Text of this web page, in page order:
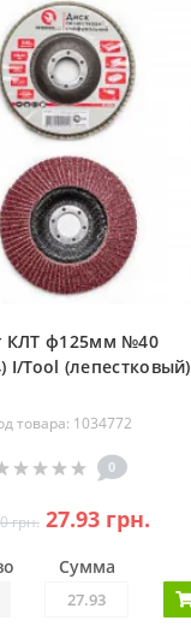
КЛТ ф125мм №40
I/Tool (лепестковый)
товара: 1034772
0
грн. 27.93 грн.
Сумма